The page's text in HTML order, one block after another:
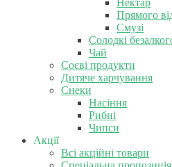
Нектар
Прямого
Смузі
Солодкі
Чай
Соєві продукти
Дитяче харчування
Снеки
Насіння
Рибні
Чипси
Акції
Всі акційні товари